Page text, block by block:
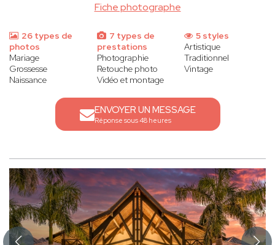
Fiche photographe
26 types de
photos
Mariage
Grossesse
Naissance
7 types de
prestations
Photographie
Retouche photo
Vidéo et montage
5 styles
Artistique
Traditionnel
Vintage
ENVOYER UN MESSAGE
Réponse sous 48 heures